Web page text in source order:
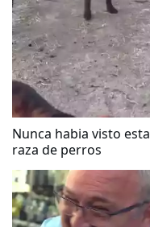
Nunca habia visto esta
raza de perros